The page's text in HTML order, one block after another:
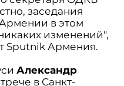
заседания
в этом
изменений",
Sputnik Армения.
Александр
в Санкт-